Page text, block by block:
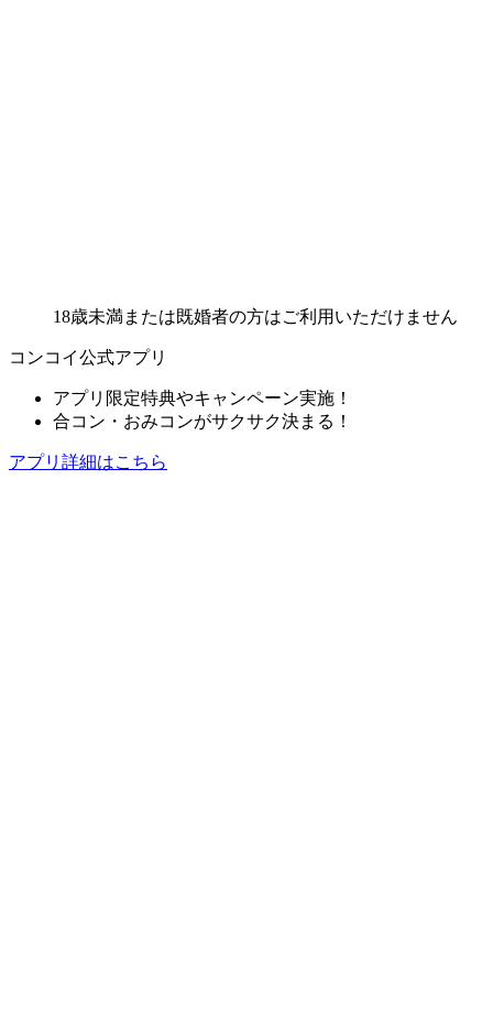
18歳未満または既婚者の方はご利用いただけません
コンコイ公式アプリ
アプリ限定特典やキャンペーン実施！
合コン・おみコンがサクサク決まる！
アプリ詳細はこちら